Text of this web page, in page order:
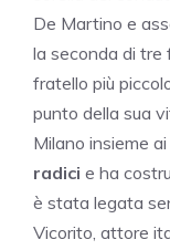
De Martino e
la seconda di tre
fratello più
punto della sua
Milano insieme
radici e ha
è stata legata
Vicorito, attore